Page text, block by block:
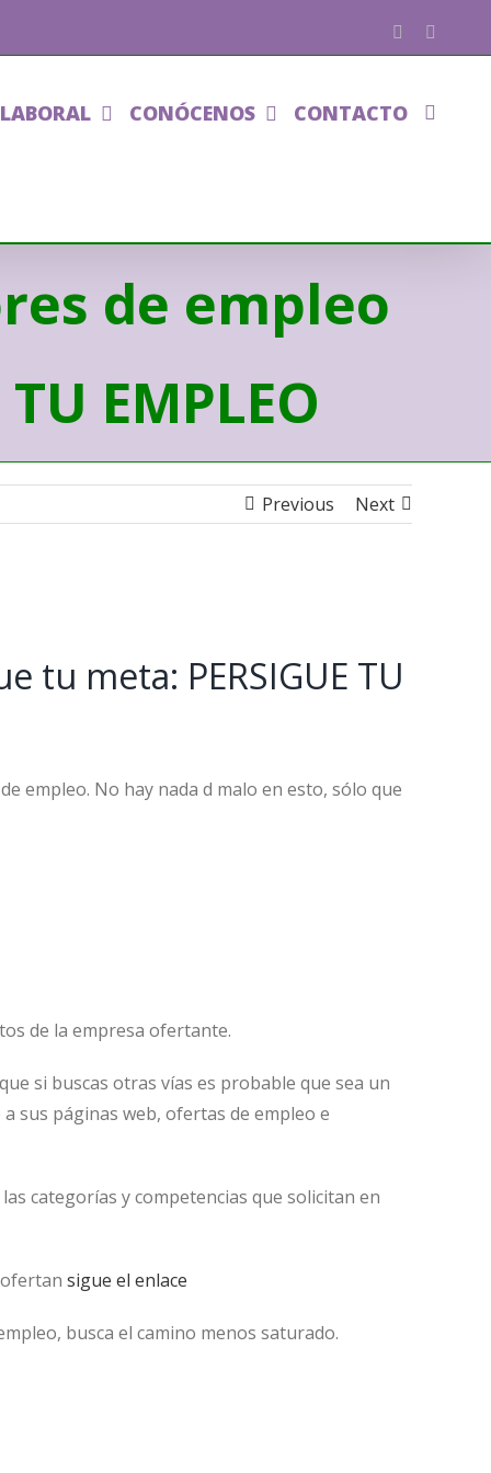
Facebook
CONÓCENOS CONTACTO
de empleo
EMPLEO
Previous Next
tu meta: PERSIGUE TU
empleo. No hay nada d malo en esto, sólo que
de la empresa ofertante.
si buscas otras vías es probable que sea un
sus páginas web, ofertas de empleo e
categorías y competencias que solicitan en
sigue el enlace
busca el camino menos saturado.